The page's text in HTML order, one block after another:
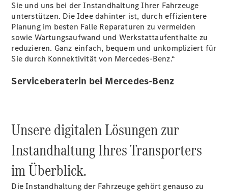
Startseite
Ansprechpartner
finden
Probefahrt
Beratung
5121
Sie und uns bei der Instandhaltung Ihrer Fahrzeuge
unterstützen. Die Idee dahinter ist, durch effizientere
Planung im besten Falle Reparaturen zu vermeiden
sowie Wartungsaufwand und Werkstattaufenthalte zu
reduzieren. Ganz einfach, bequem und unkompliziert für
Sie durch Konnektivität von Mercedes-Benz.“
Serviceberaterin bei Mercedes-Benz
Unsere digitalen Lösungen zur
Instandhaltung Ihres Transporters
im Überblick.
Die Instandhaltung der Fahrzeuge gehört genauso zu